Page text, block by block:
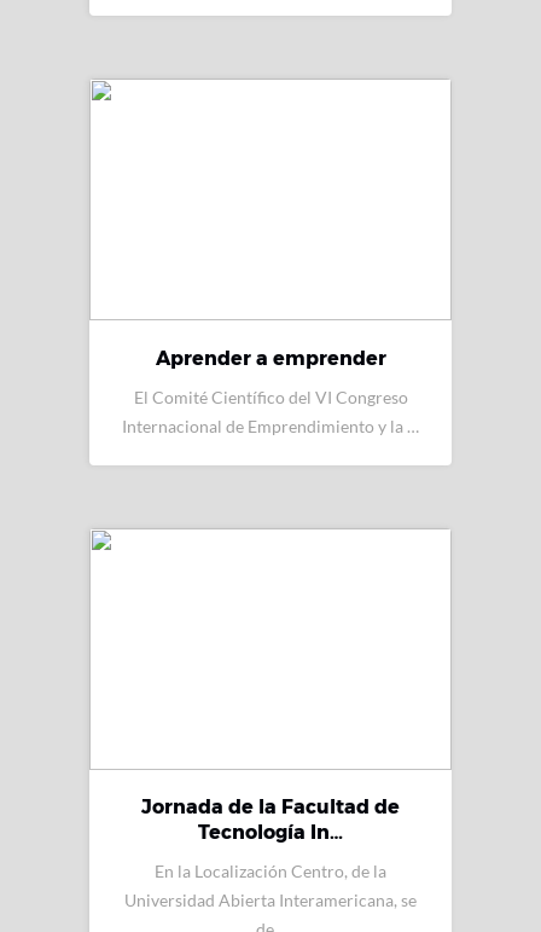
Aprender a emprender
El Comité Científico del VI Congreso
Internacional de Emprendimiento y la …
Jornada de la Facultad de
Tecnología In…
En la Localización Centro, de la
Universidad Abierta Interamericana, se